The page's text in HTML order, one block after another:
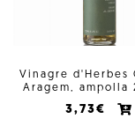
Vinagre d'Herbes
Aragem, ampolla
3,73€